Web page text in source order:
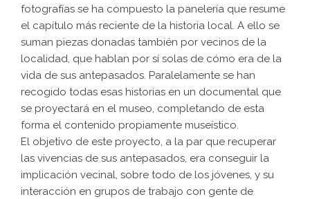
fotografías se ha compuesto la panelería que resume
el capítulo más reciente de la historia local. A ello se
suman piezas donadas también por vecinos de la
localidad, que hablan por sí solas de cómo era de la
vida de sus antepasados. Paralelamente se han
recogido todas esas historias en un documental que
se proyectará en el museo, completando de esta
forma el contenido propiamente museístico.
El objetivo de este proyecto, a la par que recuperar
las vivencias de sus antepasados, era conseguir la
implicación vecinal, sobre todo de los jóvenes, y su
interacción en grupos de trabajo con gente de